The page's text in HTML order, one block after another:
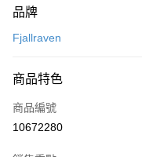
信用卡一次付款
3 期 0 利率 每期
合作金庫商業銀行
上海商業儲蓄銀行
超商取貨付款
LINE Pay
品牌
Fjallraven
商品特色
商品編號
10672280